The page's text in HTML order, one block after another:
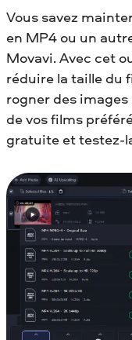
Vous savez
en MP4 ou un
Movavi. Avec cet
réduire la taille du
rogner des
de vos films
gratuite et testez-